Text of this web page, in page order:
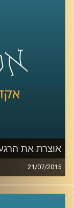
מלמדת
הביטוי
קרדיט תמונות:
אוצרת את
21/07/2015
איה מירון,